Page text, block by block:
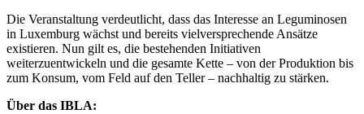
Die Veranstaltung verdeutlicht, dass das Interesse an Leguminosen
in Luxemburg wächst und bereits vielversprechende Ansätze
existieren. Nun gilt es, die bestehenden Initiativen
weiterzuentwickeln und die gesamte Kette – von der Produktion bis
zum Konsum, vom Feld auf den Teller – nachhaltig zu stärken.
Über das IBLA: